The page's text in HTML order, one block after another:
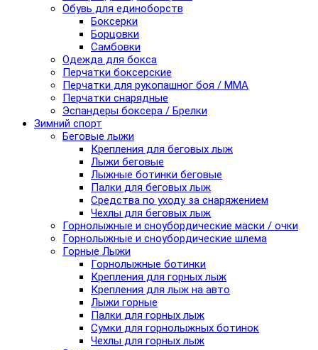
Обувь для единоборств
Боксерки
Борцовки
Самбовки
Одежда для бокса
Перчатки боксерские
Перчатки для рукопашног боя / ММА
Перчатки снарядные
Эспандеры боксера / Брелки
Зимний спорт
Беговые лыжи
Крепления для беговых лыж
Лыжи беговые
Лыжные ботинки беговые
Палки для беговых лыж
Средства по уходу за снаряжением
Чехлы для беговых лыж
Горнолыжные и сноубордические маски / очки
Горнолыжные и сноубордические шлема
Горные Лыжи
Горнолыжные ботинки
Крепления для горных лыж
Крепления для лыж на авто
Лыжи горные
Палки для горных лыж
Сумки для горнолыжных ботинок
Чехлы для горных лыж